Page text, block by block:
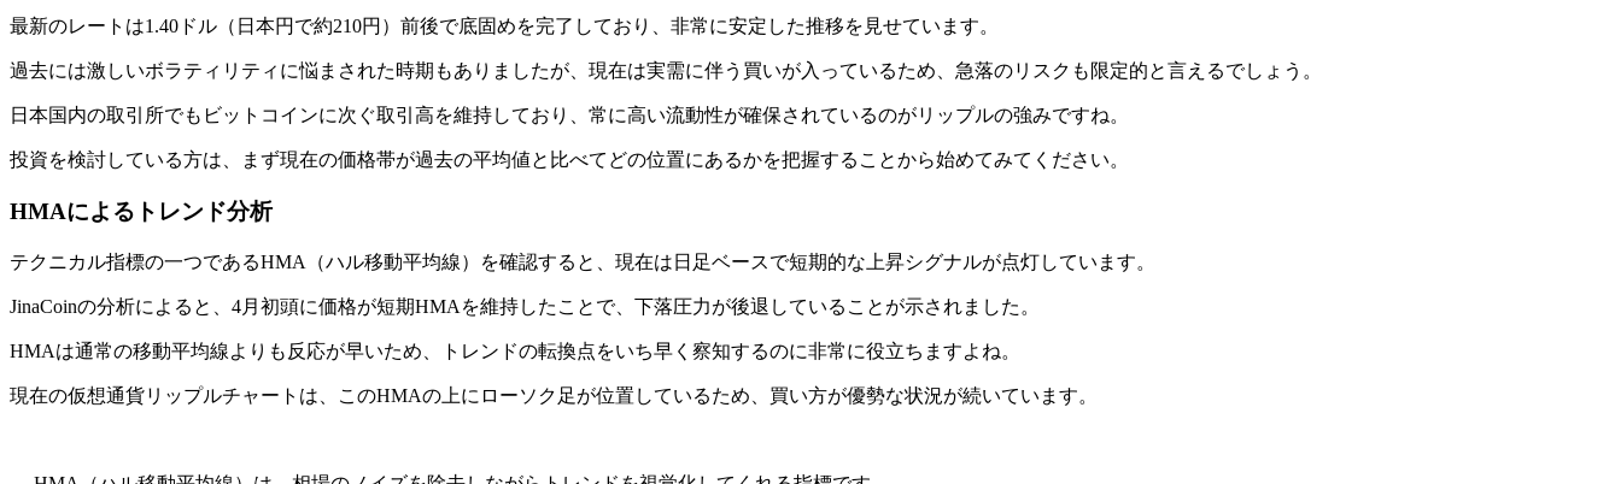
最新のレートは1.40ドル（日本円で約210円）前後で底固めを完了しており、非常に安定した推移を見せています。
過去には激しいボラティリティに悩まされた時期もありましたが、現在は実需に伴う買いが入っているため、急落のリスクも限定的と言えるでしょう。
日本国内の取引所でもビットコインに次ぐ取引高を維持しており、常に高い流動性が確保されているのがリップルの強みですね。
投資を検討している方は、まず現在の価格帯が過去の平均値と比べてどの位置にあるかを把握することから始めてみてください。
HMAによるトレンド分析
テクニカル指標の一つであるHMA（ハル移動平均線）を確認すると、現在は日足ベースで短期的な上昇シグナルが点灯しています。
JinaCoinの分析によると、4月初頭に価格が短期HMAを維持したことで、下落圧力が後退していることが示されました。
HMAは通常の移動平均線よりも反応が早いため、トレンドの転換点をいち早く察知するのに非常に役立ちますよね。
現在の仮想通貨リップルチャートは、このHMAの上にローソク足が位置しているため、買い方が優勢な状況が続いています。